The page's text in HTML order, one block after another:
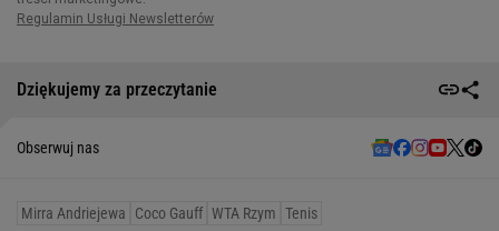
Dziękujemy za przeczytanie
Obserwuj nas
Mirra Andriejewa Coco Gauff WTA Rzym Tenis